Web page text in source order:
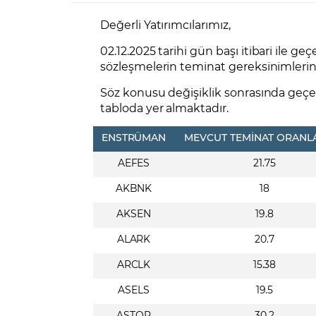
Zarar Olasılığınız Forex Nedir?
İŞLEM PLATFORMLARI
GCM Trader Eğitim Videoları
Yurt Dışı Bilanço Takvimi
Değerli Yatırımcılarımız,
02.12.2025 tarihi gün başı itibari ile
sözleşmelerin teminat
Söz konusu değişiklik sonrasında
tabloda yer almaktadır.
ENSTRÜMAN MEVCUT TEMİNAT
AEFES
21.75
AKBNK
18
AKSEN
19.8
ALARK
20.7
ARCLK
15.38
ASELS
19.5